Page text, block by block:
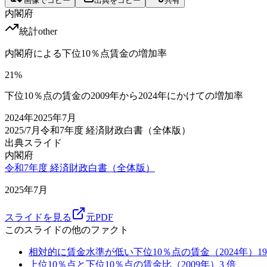
内閣府
統計other
内閣府による下位10％点賃金の増加率
21%
下位10％点の賃金の2009年から2024年にかけての増加率
2024年2025年7月
2025/7月 令和7年度 経済財政白書（全体版）
出典スライド
内閣府
令和7年度 経済財政白書（全体版）
2025年7月
スライドを見る
元PDF
このスライドの他のファクト
相対的に賃金水準が低い下位10％点の賃金（2024年）
上位10％点と下位10％点の賃金比（2009年） 3 倍